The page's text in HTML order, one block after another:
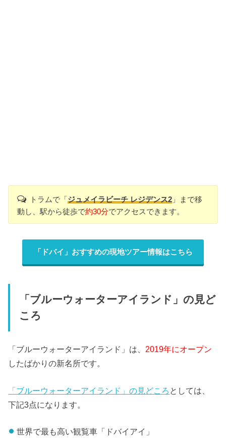
トラムで「ジュメイラビーチ レジデンス2」まで移
動し、駅から徒歩で約30分でアクセスできます。
「ドバイ」おすすめの現地ツアー情報はこちら
「ブルーウォーターアイランド」の見ど
ころ
「ブルーウォーターアイランド」は、 2019年にオープン
したばかりの新名所です。
「ブルーウォーターアイランド」の見どころ としては、
下記3点になります。
世界で最も高い観覧車「ドバイアイ」